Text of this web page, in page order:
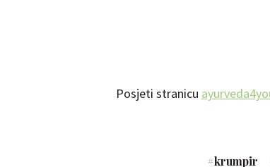
Posjeti stranicu
#krumpir